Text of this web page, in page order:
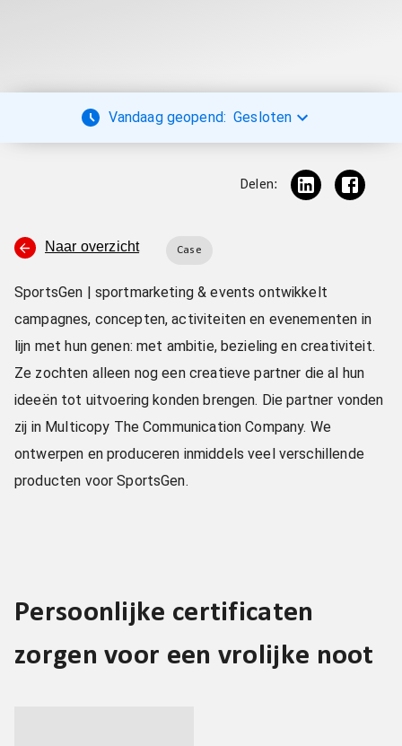
Vandaag geopend: Gesloten
Delen:
Naar overzicht Case
SportsGen | sportmarketing & events ontwikkelt
campagnes, concepten, activiteiten en evenementen in
lijn met hun genen: met ambitie, bezieling en creativiteit.
Ze zochten alleen nog een creatieve partner die al hun
ideeën tot uitvoering konden brengen. Die partner vonden
zij in Multicopy The Communication Company. We
ontwerpen en produceren inmiddels veel verschillende
producten voor SportsGen.
Persoonlijke certificaten
zorgen voor een vrolijke noot